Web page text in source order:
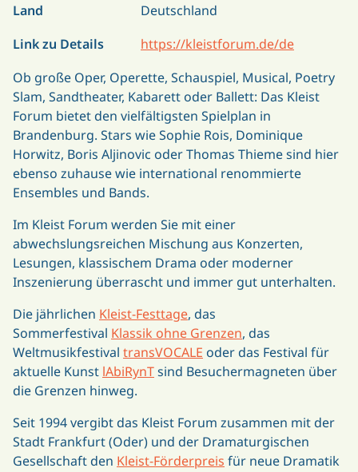
Land
Deutschland
Link zu Details
https://kleistforum.de/de
Ob große Oper, Operette, Schauspiel, Musical, Poetry
Slam, Sandtheater, Kabarett oder Ballett: Das Kleist
Forum bietet den vielfältigsten Spielplan in
Brandenburg. Stars wie Sophie Rois, Dominique
Horwitz, Boris Aljinovic oder Thomas Thieme sind hier
ebenso zuhause wie international renommierte
Ensembles und Bands.
Im Kleist Forum werden Sie mit einer
abwechslungsreichen Mischung aus Konzerten,
Lesungen, klassischem Drama oder moderner
Inszenierung überrascht und immer gut unterhalten.
Die jährlichen Kleist-Festtage, das
Sommerfestival Klassik ohne Grenzen, das
Weltmusikfestival transVOCALE oder das Festival für
aktuelle Kunst lAbiRynTsind Besuchermagneten über
die Grenzen hinweg.
Seit 1994 vergibt das Kleist Forum zusammen mit der
Stadt Frankfurt (Oder) und der Dramaturgischen
Gesellschaft den Kleist-Förderpreis für neue Dramatik